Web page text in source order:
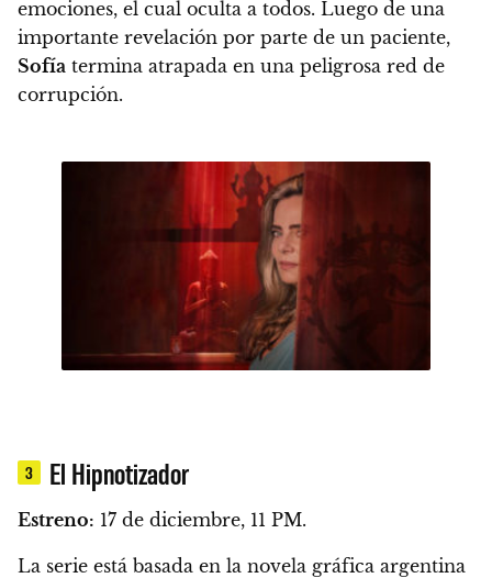
emociones, el cual oculta a todos. Luego de una
importante revelación por parte de un paciente,
Sofía termina atrapada en una peligrosa red de
corrupción.
3 El Hipnotizador
Estreno: 17 de diciembre, 11 PM.
La serie está basada en la novela gráfica argentina